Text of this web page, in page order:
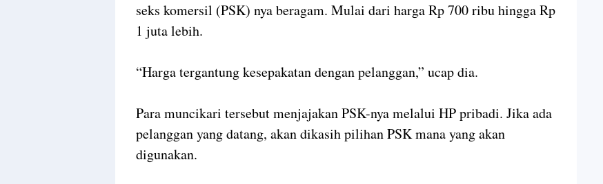
seks komersil (PSK) nya beragam. Mulai dari harga Rp 700 ribu hingga Rp
1 juta lebih.
“Harga tergantung kesepakatan dengan pelanggan,” ucap dia.
Para muncikari tersebut menjajakan PSK-nya melalui HP pribadi. Jika ada
pelanggan yang datang, akan dikasih pilihan PSK mana yang akan
digunakan.